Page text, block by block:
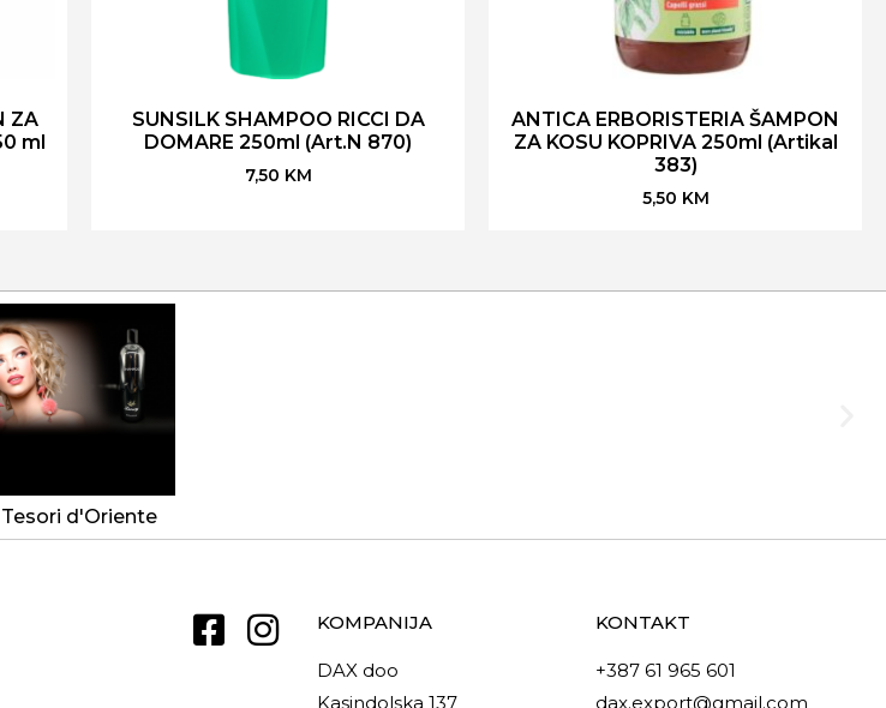
ZA
ml
SUNSILK SHAMPOO RICCI DA
DOMARE 250ml (Art.N 870)
7,50 KM
ANTICA ERBORISTERIA ŠAMPON
ZA KOSU KOPRIVA 250ml (Artikal
383)
5,50 KM
Tesori d'Oriente
KOMPANIJA
DAX doo
Kasindolska 137
KONTAKT
+387 61 965 601
dax.export@gmail.com